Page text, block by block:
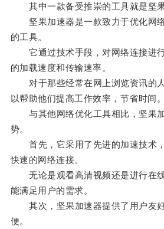
其中一款备受推崇的工具就是坚果
坚果加速器是一款致力于优化网
的工具。
它通过技术手段，对网络连接进
的加载速度和传输速率。
对于那些经常在网上浏览资讯的
以帮助他们提高工作效率，节省时间。
与其他网络优化工具相比，坚果
势。
首先，它采用了先进的加速技术
快速的网络连接。
无论是观看高清视频还是进行在
能满足用户的需求。
其次，坚果加速器提供了用户友
便。